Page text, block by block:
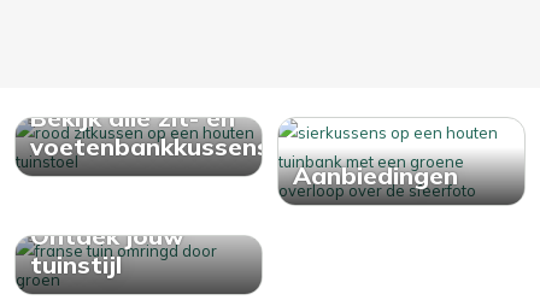
Bekijk alle zit- en
voetenbankkussens
Aanbiedingen
Ontdek jouw
tuinstijl